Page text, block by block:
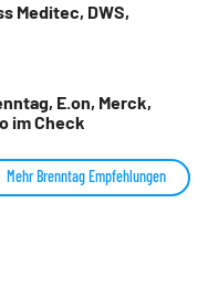
Meditec, DWS,
E.on, Merck,
im Check
Mehr Brenntag Empfehlungen